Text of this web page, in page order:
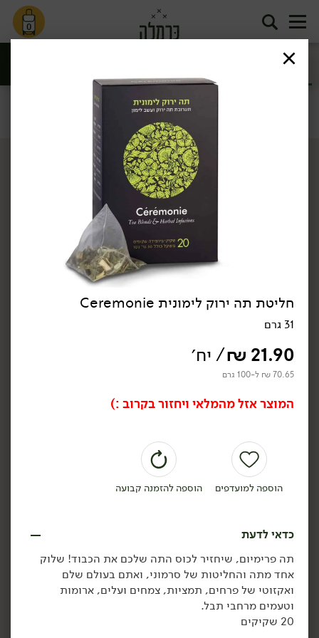
0
חליטות תה
חליטות תה ומאצ'ה
חליטת תה אנגלי שחור -
'יזרעאל'
50 גרם
יח׳ יח׳
34.90
₪/ יח׳
39.90
₪
חליטת כורכום הדרים -
'יזרעאל'
80 גרם
34.90
₪ / יח׳
פניני יסמין - 't-shape'
50 גרם
חליטת תה ירוק לימונית Ceremonie
31 גרם
21.90
₪/ יח׳
70.65 ₪ ל-100 גרם
המוצר אזל מהמלאי ויחזור בקרוב :)
הוספה למועדפים הוספה להזמנה קבועה
כדאי לדעת
תה פרימיום, שיחזיר לכוס התה שלכם את הכבוד! שלוק
אחד מתה והחליטות של סרמוני, ואתם בעולם שלם
ואקזוטי של פרחים, תמציות, צמחים ועלים, ארומות
וטעמים מרחבי תבל.
20 שקיקים